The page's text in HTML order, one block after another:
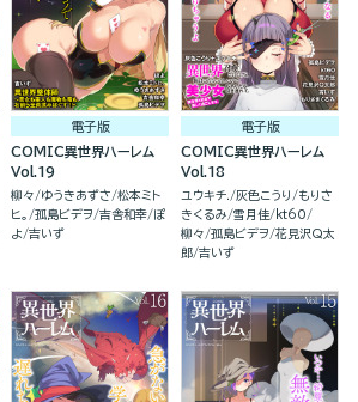
電子版
COMIC異世界ハーレム
Vol.19
柳々 ゆうきあずさ 松本ミト
ヒ。
孤島ビデヲ 吉舎和幸 ぽ
よ 吉いず
電子版
COMIC異世界ハーレム
Vol.18
ユウキチ. 灰色こうり
もりさ
きくるみ 雪月佳
kt60
柳々 孤島ビデヲ 花見沢Q太
郎 吉いず